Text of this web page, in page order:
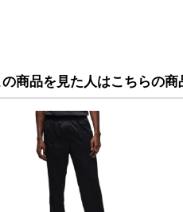
商品を見た人はこちらの商